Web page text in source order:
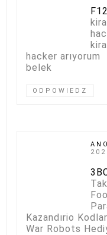
hacker arıyorum
belek
ODPOWIEDZ
Kazandırio
War Robots